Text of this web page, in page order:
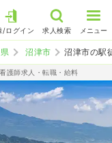
/ログイン 求人検索 メニュー
沼津市 沼津市の駅
護師求人・転職・給料